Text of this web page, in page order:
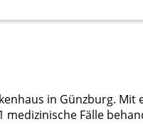
in Günzburg. Mit
medizinische Fälle